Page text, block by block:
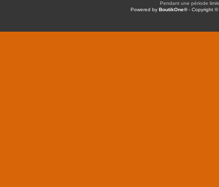
Pendant une période
Powered byBoutikOne®- Copyright ©